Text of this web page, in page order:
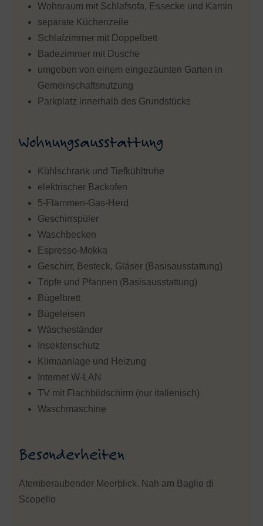
Wohnraum mit Schlafsofa, Essecke und Kamin
separate Küchenzeile
Schlafzimmer mit Doppelbett
Badezimmer mit Dusche
umgeben von einem eingezäunten Garten in
Gemeinschaftsnutzung
Parkplatz innerhalb des Grundstücks
Wohnungsausstattung
Kühlschrank und Tiefkühltruhe
elektrischer Backofen
5-Flammen-Gas-Herd
Geschirrspüler
Waschbecken
Espresso-Mokka
Geschirr, Besteck, Gläser (Basisausstattung)
Töpfe und Pfannen (Basisausstattung)
Bügelbrett
Bügeleisen
Wäscheständer
Insektenschutz
Klimaanlage und Heizung
Internet W-LAN
TV mit Flachbildschirm (nur italienisch)
Waschmaschine
Besonderheiten
Atemberaubender Meerblick. Nah am Baglio di
Scopello